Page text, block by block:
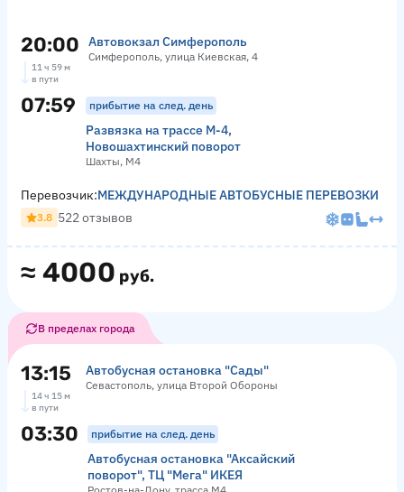
20:00 Автовокзал Симферополь
Симферополь, улица Киевская, 4
11 ч 59 м
в пути
07:59 прибытие на след. день
Развязка на трассе М-4,
Новошахтинский поворот
Шахты, М4
≈ 4000 руб.
Перевозчик:МЕЖДУНАРОДНЫЕ АВТОБУСНЫЕ ПЕРЕВОЗКИ
3.8 522 отзывов
В пределах города
13:15 Автобусная остановка "Сады"
Севастополь, улица Второй Обороны
14 ч 15 м
в пути
03:30 прибытие на след. день
Автобусная остановка "Аксайский
поворот", ТЦ "Мега" ИКЕЯ